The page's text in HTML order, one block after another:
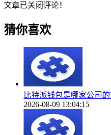
文章已关闭评论！
猜你喜欢
比特派钱包是哪家公司
2026-08-09 13:04:15